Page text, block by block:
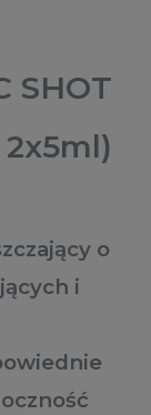
SHOT
o
i